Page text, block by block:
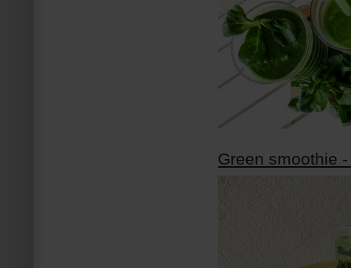
Green smoothie